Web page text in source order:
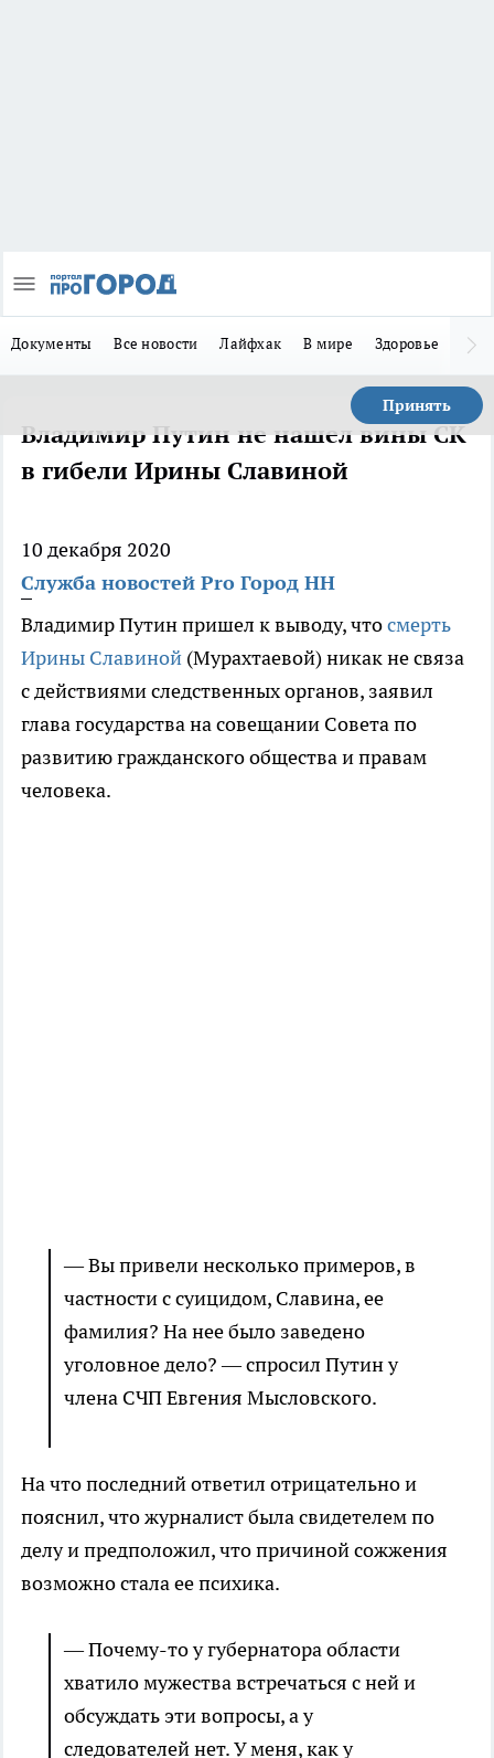
Документы Все новости Лайфхак В мире Здоровье
Принять
Владимир Путин не нашел вины СК
в гибели Ирины Славиной
10 декабря 2020
Служба новостей Pro Город НН
Владимир Путин пришел к выводу, чтосмерть
Ирины Славиной (Мурахтаевой) никак не связа
с действиями следственных органов, заявил
глава государства на совещании Совета по
развитию гражданского общества и правам
человека.
— Вы привели несколько примеров, в
частности с суицидом, Славина, ее
фамилия? На нее было заведено
уголовное дело? — спросил Путин у
члена СЧП Евгения Мысловского.
На что последний ответил отрицательно и
пояснил, что журналист была свидетелем по
делу и предположил, что причиной сожжения
возможно стала ее психика.
— Почему-то у губернатора области
хватило мужества встречаться с ней и
обсуждать эти вопросы, а у
следователей нет. У меня, как у